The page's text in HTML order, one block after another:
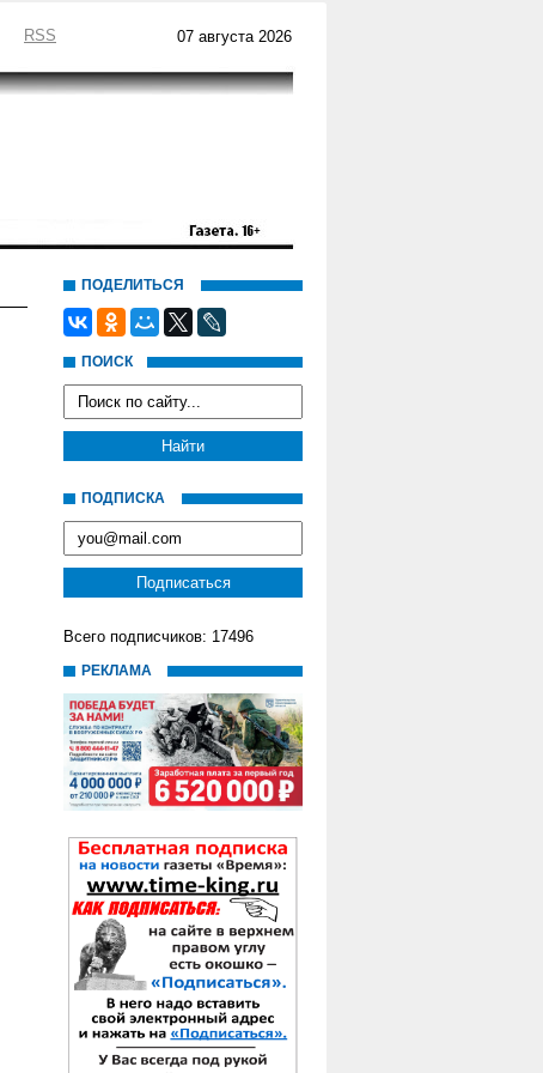
RSS 07 августа 2026
ПОДЕЛИТЬСЯ
ПОИСК
ПОДПИСКА
Всего подписчиков: 17496
РЕКЛАМА